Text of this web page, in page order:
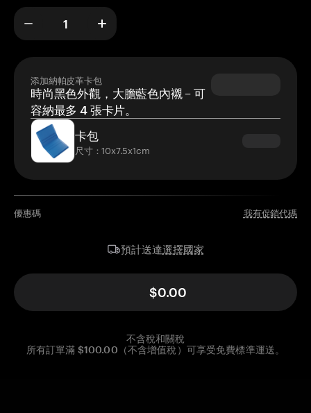
添加納帕皮革卡包
時尚黑色外觀，大膽藍色內襯 – 可
容納最多 4 張卡片。
卡包
尺寸：10x7.5x1cm
優惠碼 我有促銷代碼
預計送達選擇國家
$0.00
不含稅和關稅
所有訂單滿 $100.00（不含增值稅）可享受免費標準運送。